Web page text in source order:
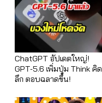
ChatGPT อัปเดตใหญ่!
GPT-5.6 เพิ่มปุ่ม Think คิด
ลึก ตอบฉลาดขึ้น!